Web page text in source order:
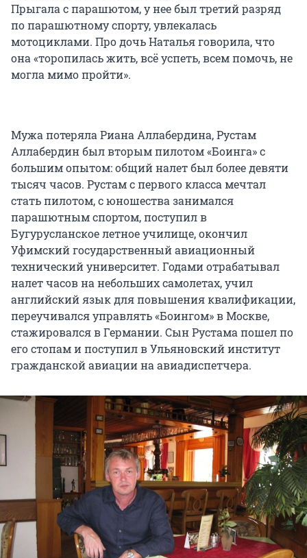
Прыгала с парашютом, у нее был третий разряд
по парашютному спорту, увлекалась
мотоциклами. Про дочь Наталья говорила, что
она «торопилась жить, всё успеть, всем помочь, не
могла мимо пройти».
Мужа потеряла Риана Аллабердина, Рустам
Аллабердин был вторым пилотом «Боинга» с
большим опытом: общий налет был более девяти
тысяч часов. Рустам с первого класса мечтал
стать пилотом, с юношества занимался
парашютным спортом, поступил в
Бугурусланское летное училище, окончил
Уфимский государственный авиационный
технический университет. Годами отрабатывал
налет часов на небольших самолетах, учил
английский язык для повышения квалификации,
переучивался управлять «Боингом» в Москве,
стажировался в Германии. Сын Рустама пошел по
его стопам и поступил в Ульяновский институт
гражданской авиации на авиадиспетчера.